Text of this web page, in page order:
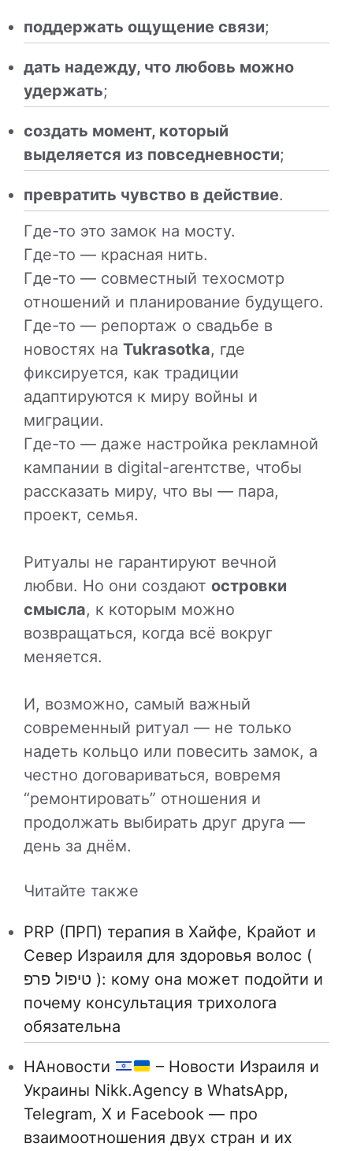
поддержать ощущение связи;
дать надежду, что любовь можно
удержать;
создать момент, который
выделяется из повседневности;
превратить чувство в действие.
Где-то это замок на мосту.
Где-то — красная нить.
Где-то — совместный техосмотр
отношений и планирование будущего.
Где-то — репортаж о свадьбе в
новостях на Tukrasotka, где
фиксируется, как традиции
адаптируются к миру войны и
миграции.
Где-то — даже настройка рекламной
кампании в digital-агентстве, чтобы
рассказать миру, что вы — пара,
проект, семья.
Ритуалы не гарантируют вечной
любви. Но они создают островки
смысла, к которым можно
возвращаться, когда всё вокруг
меняется.
И, возможно, самый важный
современный ритуал — не только
надеть кольцо или повесить замок, а
честно договариваться, вовремя
“ремонтировать” отношения и
продолжать выбирать друг друга —
день за днём.
Читайте также
PRP (ПРП) терапия в Хайфе, Крайот и
Север Израиля для здоровья волос (
טיפול פרפ ): кому она может подойти и
почему консультация трихолога
обязательна
НАновости
– Новости Израиля и
Украины Nikk.Agency в WhatsApp,
Telegram, X и Facebook — про
взаимоотношения двух стран и их